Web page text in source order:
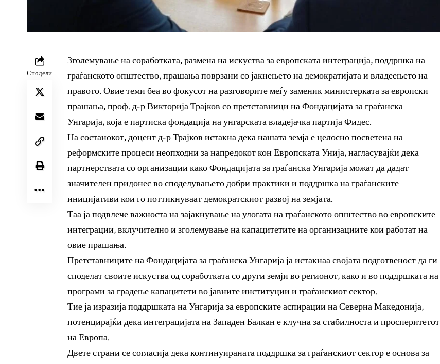
Сподели
Зголемување на соработката, размена на искуства за европската интеграција, поддршка на
граѓанското општество, прашања поврзани со јакнењето на демократијата и владеењето на
правото. Овие теми беа во фокусот на разговорите меѓу заменик министерката за европски
прашања, проф. д-р Викторија Трајков со претставници на Фондацијата за граѓанска
Унгарија, која е партиска фондација на унгарската владејачка партија Фидес.
На состанокот, доцент д-р Трајков истакна дека нашата земја е целосно посветена на
реформските процеси неопходни за напредокот кон Европската Унија, нагласувајќи дека
партнерствата со организации како Фондацијата за граѓанска Унгарија можат да дадат
значителен придонес во споделувањето добри практики и поддршка на граѓанските
иницијативи кои го поттикнуваат демократскиот развој на земјата.
Таа ја подвлече важноста на зајакнување на улогата на граѓанското општество во европските
интеграции, вклучително и зголемување на капацитетите на организациите кои работат на
овие прашања.
Претставниците на Фондацијата за граѓанска Унгарија ја истакнаа својата подготвеност да ги
споделат своите искуства од соработката со други земји во регионот, како и во поддршката на
програми за градење капацитети во јавните институции и граѓанскиот сектор.
Тие ја изразија поддршката на Унгарија за европските аспирации на Северна Македонија,
потенцирајќи дека интеграцијата на Западен Балкан е клучна за стабилноста и просперитетот
на Европа.
Двете страни се согласија дека континуираната поддршка за граѓанскиот сектор е основа за